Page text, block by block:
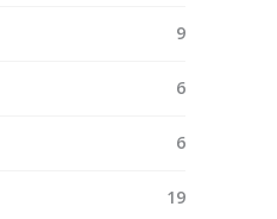
9
6
6
19